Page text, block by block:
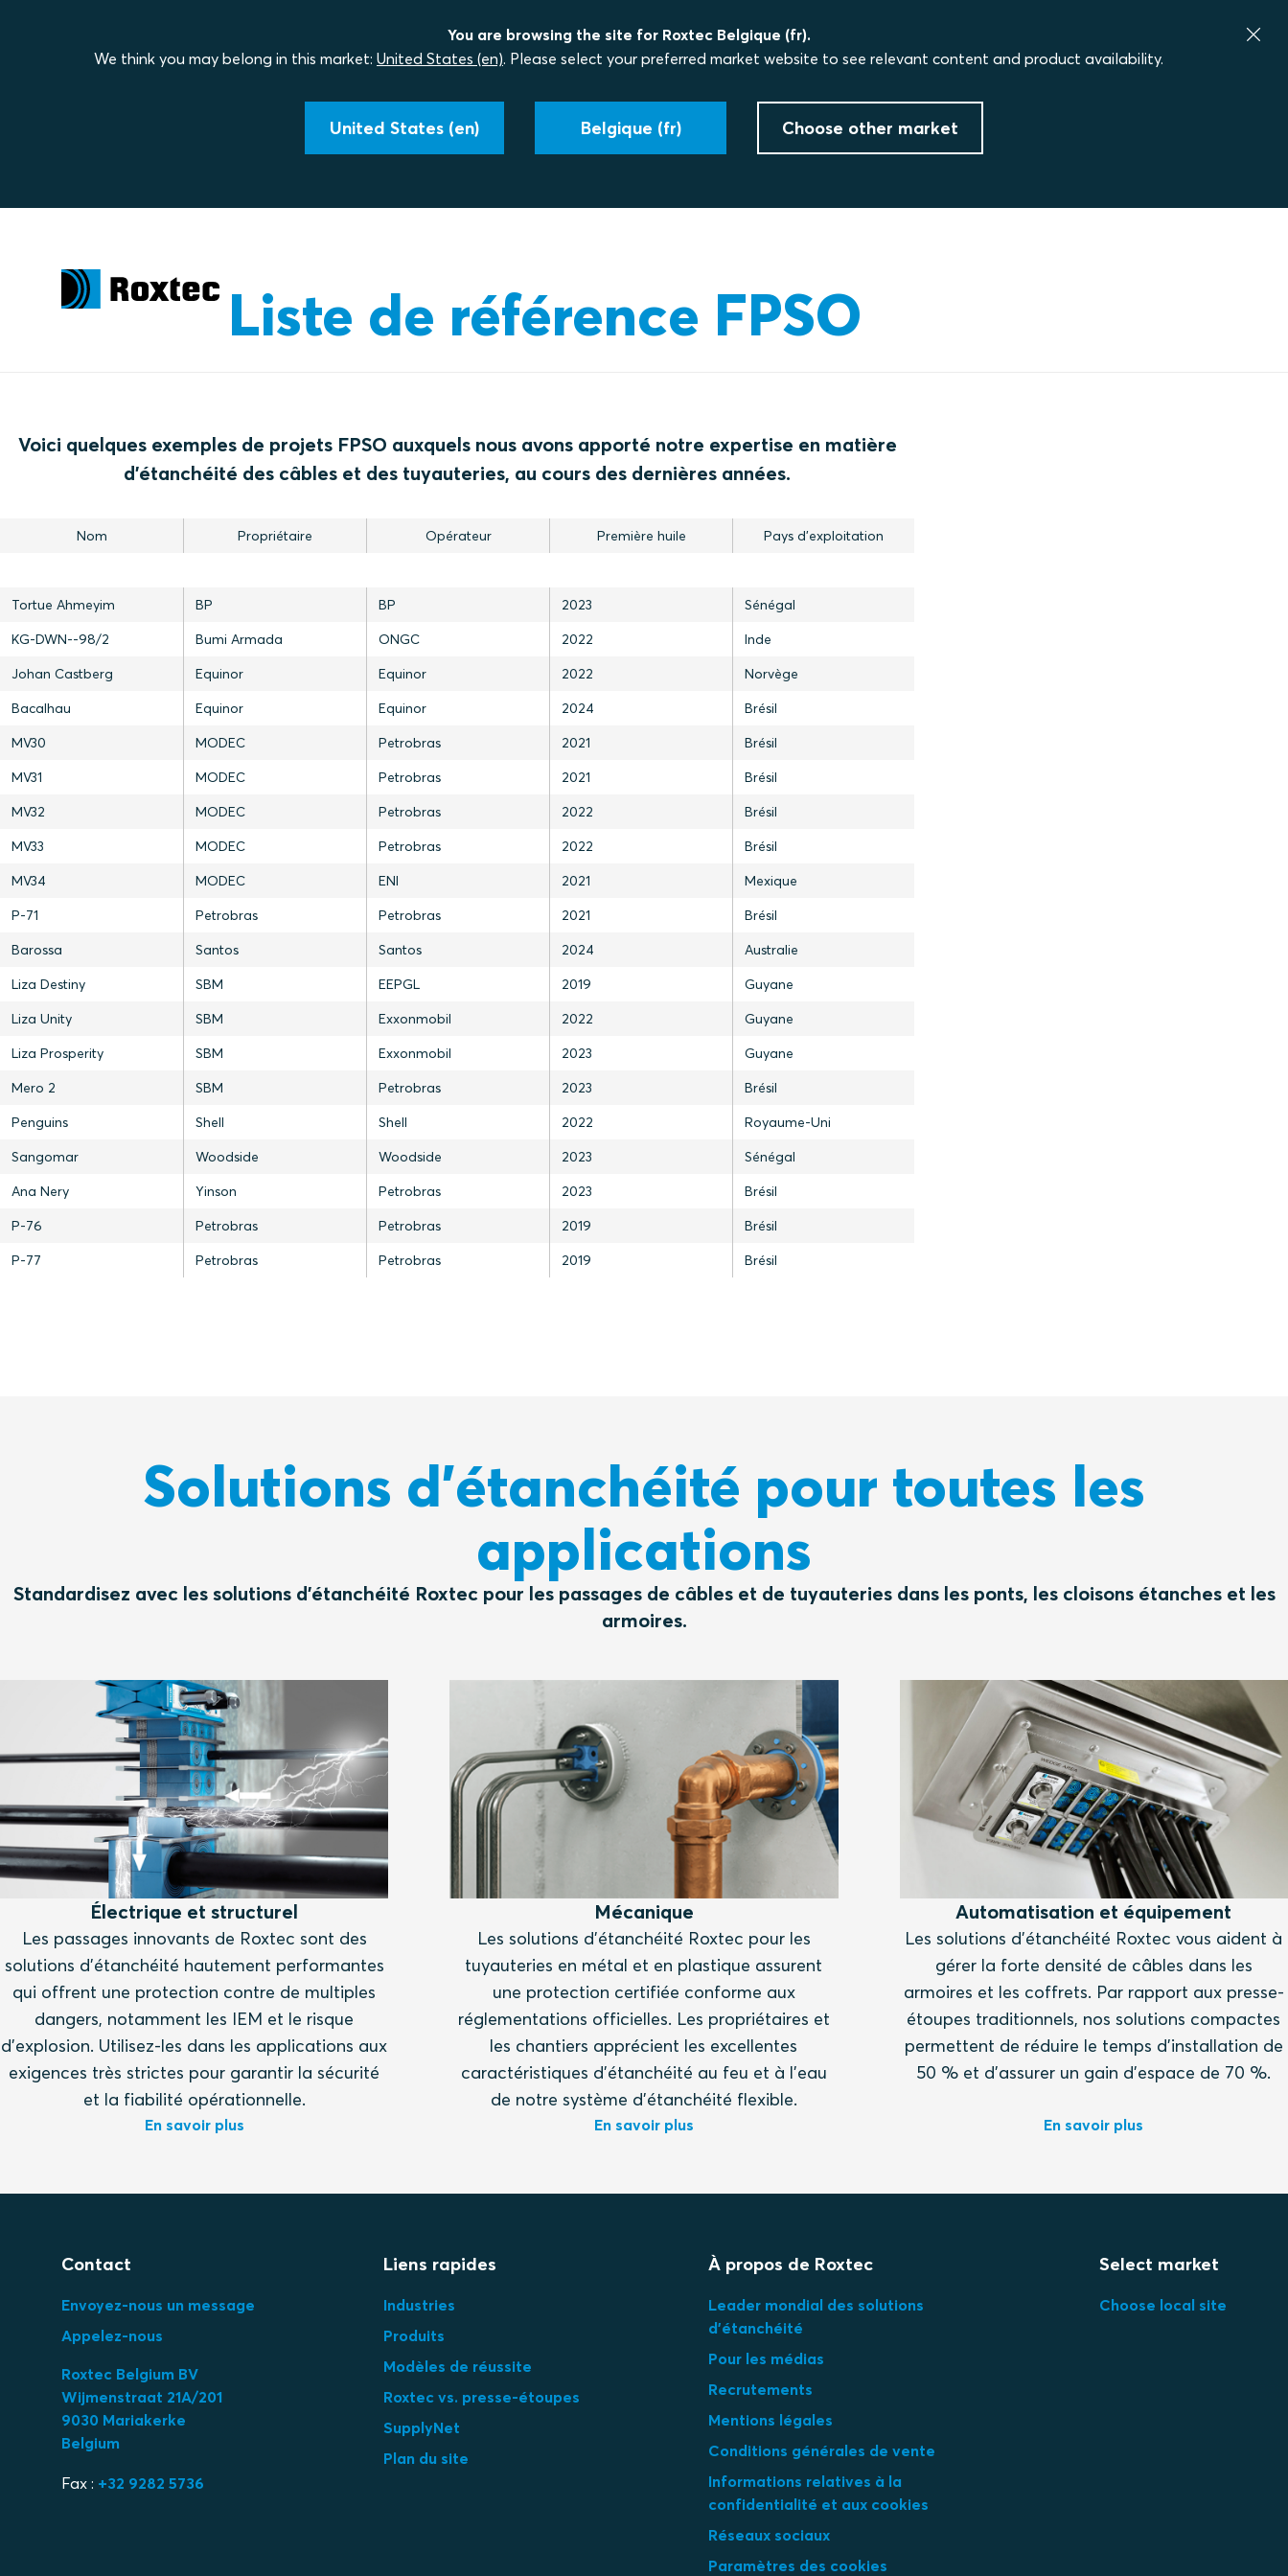
You are browsing the site for Roxtec Belgique (fr).
We think you may belong in this market: United States (en). Please select your preferred market website to see relevant content and product availability.
United States (en) Belgique (fr) Choose other market
Liste de référence FPSO
Voici quelques exemples de projets FPSO auxquels nous avons apporté notre expertise en matière
d'étanchéité des câbles et des tuyauteries, au cours des dernières années.
Nom Propriétaire Opérateur Première huile Pays d'exploitation
Tortue Ahmeyim BP BP 2023
Sénégal
KG-DWN--98/2
Bumi Armada ONGC 2022
Inde
Johan Castberg
Equinor Equinor 2022
Norvège
Bacalhau
Equinor Equinor 2024
Brésil
MV30
MODEC Petrobras 2021
Brésil
MV31
MODEC Petrobras 2021
Brésil
MV32
MODEC Petrobras 2022
Brésil
MV33
MODEC Petrobras 2022
Brésil
MV34
MODEC ENI 2021
Mexique
P-71
Petrobras Petrobras 2021
Brésil
Barossa
Santos Santos 2024
Australie
Liza Destiny
SBM EEPGL 2019
Guyane
Liza Unity
SBM Exxonmobil 2022
Guyane
Liza Prosperity
SBM Exxonmobil 2023
Guyane
Mero 2
SBM Petrobras 2023
Brésil
Penguins
Shell Shell 2022
Royaume-Uni
Sangomar
Woodside Woodside 2023
Sénégal
Ana Nery
Yinson Petrobras 2023
Brésil
P-76
Petrobras Petrobras 2019
Brésil
P-77
Petrobras Petrobras 2019 Brésil
Solutions d'étanchéité pour toutes les
applications
Standardisez avec les solutions d'étanchéité Roxtec pour les passages de câbles et de tuyauteries dans les ponts, les cloisons étanches et les
armoires.
Électrique et structurel
Les passages innovants de Roxtec sont des
solutions d'étanchéité hautement performantes
qui offrent une protection contre de multiples
dangers, notamment les IEM et le risque
d'explosion. Utilisez-les dans les applications aux
exigences très strictes pour garantir la sécurité
et la fiabilité opérationnelle.
En savoir plus
Mécanique
Les solutions d'étanchéité Roxtec pour les
tuyauteries en métal et en plastique assurent
une protection certifiée conforme aux
réglementations officielles. Les propriétaires et
les chantiers apprécient les excellentes
caractéristiques d'étanchéité au feu et à l'eau
de notre système d'étanchéité flexible.
En savoir plus
Automatisation et équipement
Les solutions d'étanchéité Roxtec vous aident à
gérer la forte densité de câbles dans les
armoires et les coffrets. Par rapport aux presse-
étoupes traditionnels, nos solutions compactes
permettent de réduire le temps d'installation de
50 % et d'assurer un gain d'espace de 70 %.
En savoir plus
Contact
Envoyez-nous un message
Appelez-nous
Roxtec Belgium BV
Wijmenstraat 21A/201
9030 Mariakerke
Belgium
Fax : +32 9282 5736
Liens rapides
Industries
Produits
Modèles de réussite
Roxtec vs. presse-étoupes
SupplyNet
Plan du site
À propos de Roxtec
Leader mondial des solutions
d'étanchéité
Pour les médias
Recrutements
Mentions légales
Conditions générales de vente
Informations relatives à la
confidentialité et aux cookies
Réseaux sociaux
Paramètres des cookies
Select market
Choose local site